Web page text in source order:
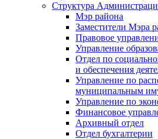
Структура
Мэр района
Заместители Мэра
Правовое
Управление
Отдел по
и обеспечения
Управление по
муниципальным
Управление по
Финансовое
Архивный отдел
Отдел бухгалтерии